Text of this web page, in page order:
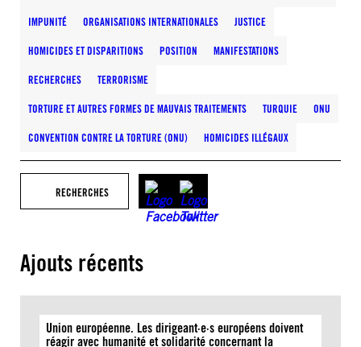
IMPUNITÉ ORGANISATIONS INTERNATIONALES JUSTICE
HOMICIDES ET DISPARITIONS POSITION MANIFESTATIONS
RECHERCHES TERRORISME
TORTURE ET AUTRES FORMES DE MAUVAIS TRAITEMENTS TURQUIE ONU
CONVENTION CONTRE LA TORTURE (ONU) HOMICIDES ILLÉGAUX
RECHERCHES
Ajouts récents
Union européenne. Les dirigeant·e·s européens doivent
réagir avec humanité et solidarité concernant la